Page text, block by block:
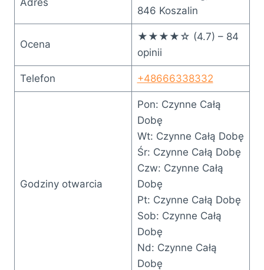
846 Koszalin
Ocena
★★★★☆ (4.7) – 84
opinii
Telefon +48666338332
Godziny otwarcia
Pon: Czynne Całą
Dobę
Wt: Czynne Całą Dobę
Śr: Czynne Całą Dobę
Czw: Czynne Całą
Dobę
Pt: Czynne Całą Dobę
Sob: Czynne Całą
Dobę
Nd: Czynne Całą
Dobę